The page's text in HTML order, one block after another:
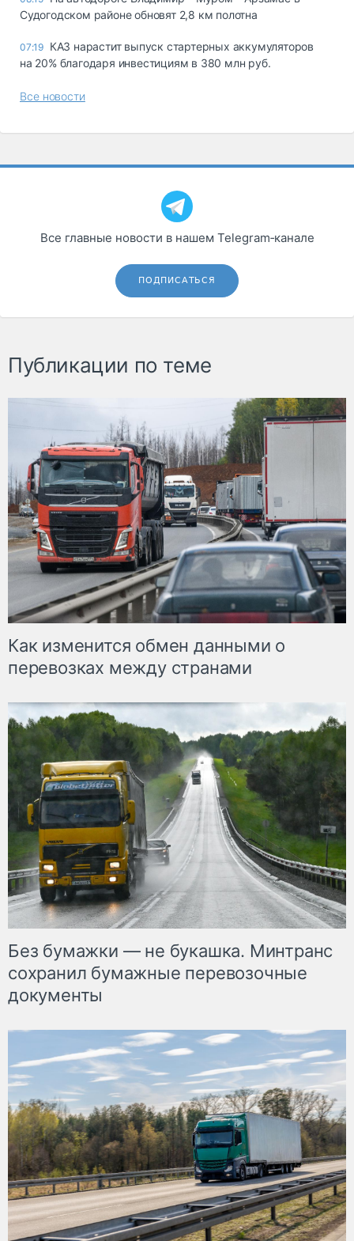
Судогодском районе обновят 2,8 км полотна
07:19 КАЗ нарастит выпуск стартерных аккумуляторов
на 20% благодаря инвестициям в 380 млн руб.
Все новости
Все главные новости в нашем Telegram‑канале
ПОДПИСАТЬСЯ
Публикации по теме
Как изменится обмен данными о
перевозках между странами
Без бумажки — не букашка. Минтранс
сохранил бумажные перевозочные
документы